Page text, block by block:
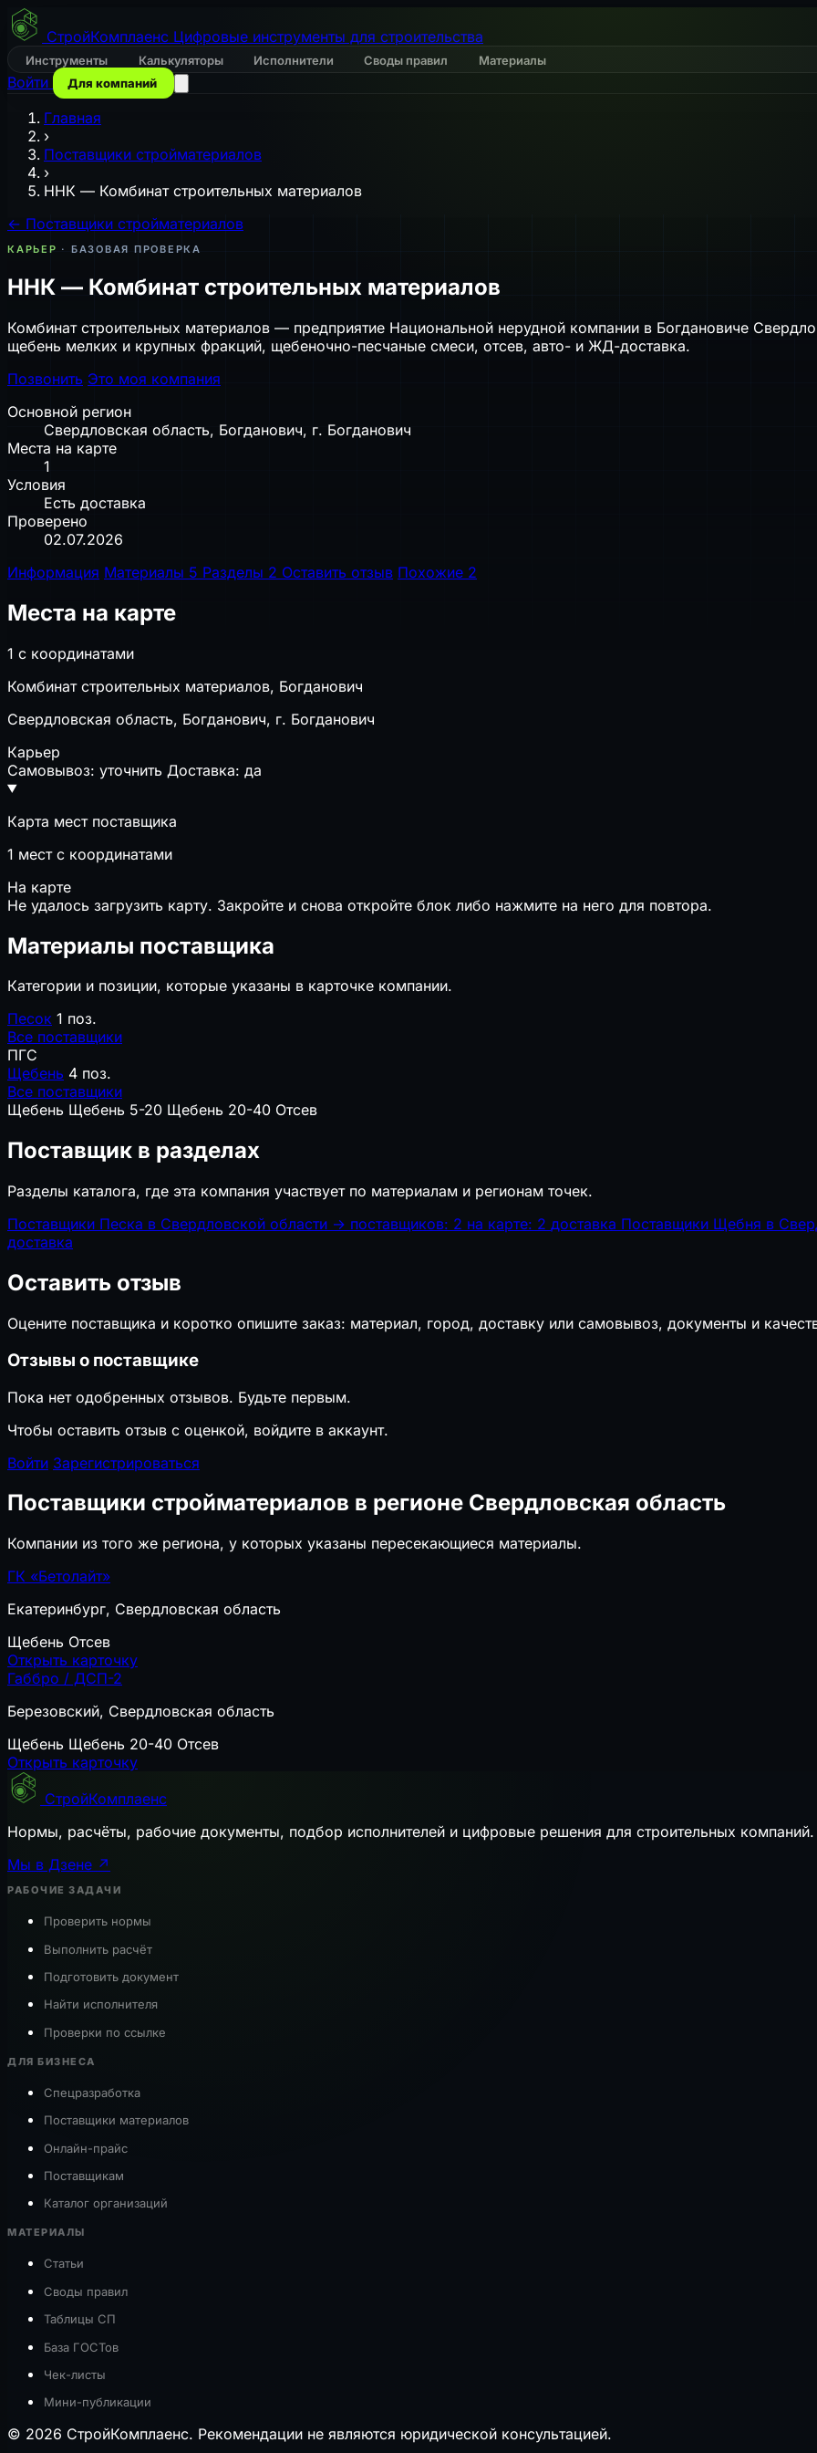
СтройКомплаенс Цифровые инструменты для строительства
Инструменты Калькуляторы Исполнители Своды правил Материалы
Войти Для компаний
Главная
›
Поставщики стройматериалов
›
ННК — Комбинат строительных материалов
← Поставщики стройматериалов
КАРЬЕР · БАЗОВАЯ ПРОВЕРКА
ННК — Комбинат строительных материалов
Комбинат строительных материалов — предприятие Национальной нерудной компании в Богдановиче
щебень мелких и крупных фракций, щебеночно-песчаные смеси, отсев, авто- и ЖД-доставка.
Позвонить Это моя компания
Основной регион
Свердловская область, Богданович, г. Богданович
Места на карте
1
Условия
Есть доставка
Проверено
02.07.2026
Информация Материалы 5 Разделы 2 Оставить отзыв Похожие 2
Места на карте
1 с координатами
Комбинат строительных материалов, Богданович
Свердловская область, Богданович, г. Богданович
Карьер
Самовывоз: уточнить Доставка: да
Карта мест поставщика
1 мест с координатами
На карте
Не удалось загрузить карту. Закройте и снова откройте блок либо нажмите на него для повтора.
Материалы поставщика
Категории и позиции, которые указаны в карточке компании.
Песок 1 поз.
Все поставщики
ПГС
Щебень 4 поз.
Все поставщики
Щебень Щебень 5-20 Щебень 20-40 Отсев
Поставщик в разделах
Разделы каталога, где эта компания участвует по материалам и регионам точек.
Поставщики Песка в Свердловской области → поставщиков: 2 на карте: 2 доставка Поставщики Щебня в
доставка
Оставить отзыв
Оцените поставщика и коротко опишите заказ: материал, город, доставку или самовывоз, документы и
Отзывы о поставщике
Пока нет одобренных отзывов. Будьте первым.
Чтобы оставить отзыв с оценкой, войдите в аккаунт.
Войти Зарегистрироваться
Поставщики стройматериалов в регионе Свердловская область
Компании из того же региона, у которых указаны пересекающиеся материалы.
ГК «Бетолайт»
Екатеринбург, Свердловская область
Щебень Отсев
Открыть карточку
Габбро / ДСП-2
Березовский, Свердловская область
Щебень Щебень 20-40 Отсев
Открыть карточку
СтройКомплаенс
Нормы, расчёты, рабочие документы, подбор исполнителей и цифровые решения для строительных компаний.
Мы в Дзене ↗
РАБОЧИЕ ЗАДАЧИ
Проверить нормы
Выполнить расчёт
Подготовить документ
Найти исполнителя
Проверки по ссылке
ДЛЯ БИЗНЕСА
Спецразработка
Поставщики материалов
Онлайн-прайс
Поставщикам
Каталог организаций
МАТЕРИАЛЫ
Статьи
Своды правил
Таблицы СП
База ГОСТов
Чек-листы
Мини-публикации
© 2026 СтройКомплаенс. Рекомендации не являются юридической консультацией.